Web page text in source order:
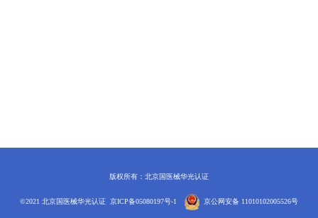
版权所有：北京国医械华光认证
©2021 北京国医械华光认证京ICP备05080197号-1 京公网安备 11010102005526号